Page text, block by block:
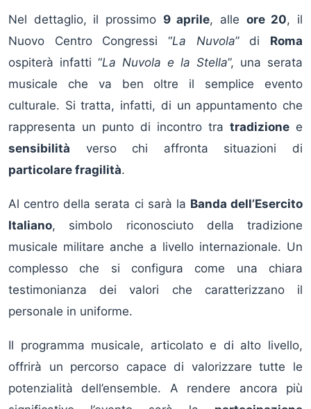
Nel dettaglio, il prossimo 9 aprile, alle ore 20, il
Nuovo Centro Congressi “La Nuvola” di Roma
ospiterà infatti “La Nuvola e la Stella”, una serata
musicale che va ben oltre il semplice evento
culturale. Si tratta, infatti, di un appuntamento che
rappresenta un punto di incontro tra tradizione e
sensibilità verso chi affronta situazioni di
particolare fragilità.
Al centro della serata ci sarà la Banda dell’Esercito
Italiano, simbolo riconosciuto della tradizione
musicale militare anche a livello internazionale. Un
complesso che si configura come una chiara
testimonianza dei valori che caratterizzano il
personale in uniforme.
Il programma musicale, articolato e di alto livello,
offrirà un percorso capace di valorizzare tutte le
potenzialità dell’ensemble. A rendere ancora più